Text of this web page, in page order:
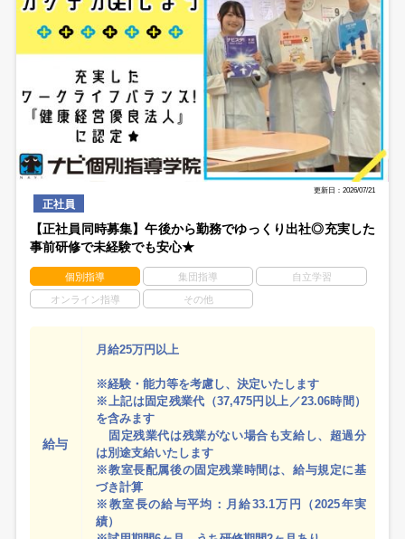
更新日：2026/07/21
正社員
【正社員同時募集】午後から勤務でゆっくり出社◎充実した
事前研修で未経験でも安心★
個別指導 集団指導 自立学習
オンライン指導 その他
給与
月給25万円以上
※経験・能力等を考慮し、決定いたします
※上記は固定残業代（37,475円以上／23.06時間）
を含みます
固定残業代は残業がない場合も支給し、超過分
は別途支給いたします
※教室長配属後の固定残業時間は、給与規定に基
づき計算
※教室長の給与平均：月給33.1万円（2025年実
績）